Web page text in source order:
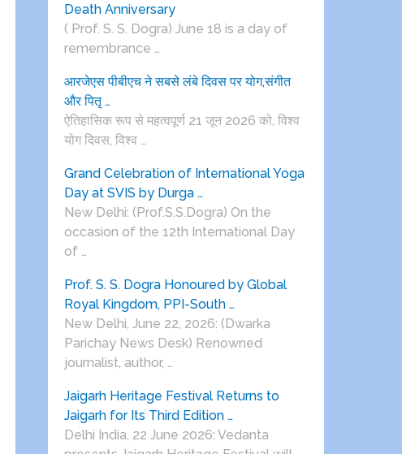
Death Anniversary
( Prof. S. S. Dogra) June 18 is a day of
remembrance …
आरजेएस पीबीएच ने सबसे लंबे दिवस पर योग,संगीत
और पितृ …
ऐतिहासिक रूप से महत्वपूर्ण 21 जून 2026 को, विश्व
योग दिवस, विश्व …
Grand Celebration of International Yoga
Day at SVIS by Durga …
New Delhi: (Prof.S.S.Dogra) On the
occasion of the 12th International Day
of …
Prof. S. S. Dogra Honoured by Global
Royal Kingdom, PPI-South …
New Delhi, June 22, 2026: (Dwarka
Parichay News Desk) Renowned
journalist, author, …
Jaigarh Heritage Festival Returns to
Jaigarh for Its Third Edition …
Delhi India, 22 June 2026: Vedanta